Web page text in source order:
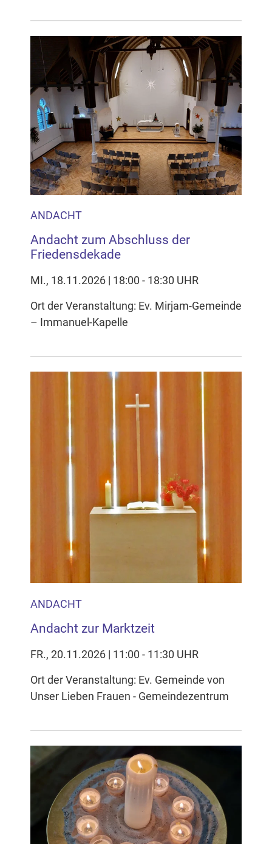
ANDACHT
Andacht zum Abschluss der
Friedensdekade
MI., 18.11.2026 | 18:00 - 18:30 UHR
Ort der Veranstaltung: Ev. Mirjam-Gemeinde
– Immanuel-Kapelle
ANDACHT
Andacht zur Marktzeit
FR., 20.11.2026 | 11:00 - 11:30 UHR
Ort der Veranstaltung: Ev. Gemeinde von
Unser Lieben Frauen - Gemeindezentrum